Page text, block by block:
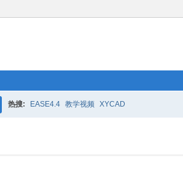
热搜: EASE4.4 教学视频 XYCAD